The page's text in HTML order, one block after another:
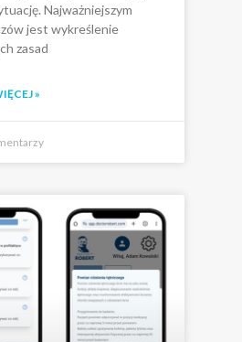
Najważniejszym
jest wykreślenie
zasad
»